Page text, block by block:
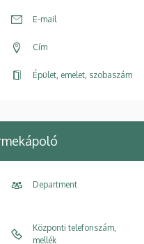
E-mail
Cím
Épület, emelet, szobaszám
Department
Központi telefonszám,
mellék